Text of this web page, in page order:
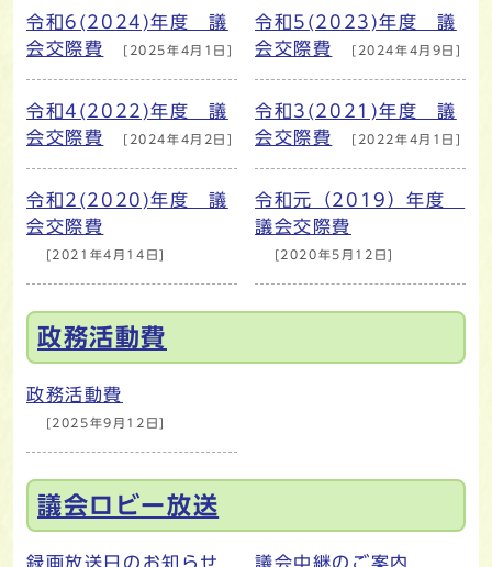
令和6(2024)年度 議
会交際費
[2025年4月1日]
令和5(2023)年度 議
会交際費
[2024年4月9日]
令和4(2022)年度 議
会交際費
[2024年4月2日]
令和3(2021)年度 議
会交際費
[2022年4月1日]
令和2(2020)年度 議
会交際費
[2021年4月14日]
令和元（2019）年度
議会交際費
[2020年5月12日]
政務活動費
政務活動費
[2025年9月12日]
議会ロビー放送
録画放送日のお知らせ 議会中継のご案内